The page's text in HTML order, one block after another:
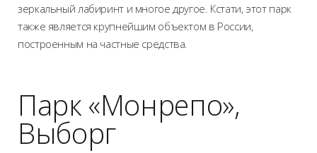
зеркальный лабиринт и многое другое. Кстати, этот парк
также является крупнейшим объектом в России,
построенным на частные средства.
Парк «Монрепо»,
Выборг